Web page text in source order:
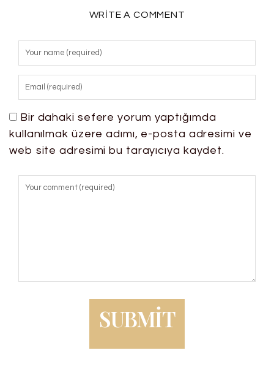
WRITE A COMMENT
Bir dahaki sefere yorum yaptığımda
kullanılmak üzere adımı, e-posta adresimi ve
web site adresimi bu tarayıcıya kaydet.